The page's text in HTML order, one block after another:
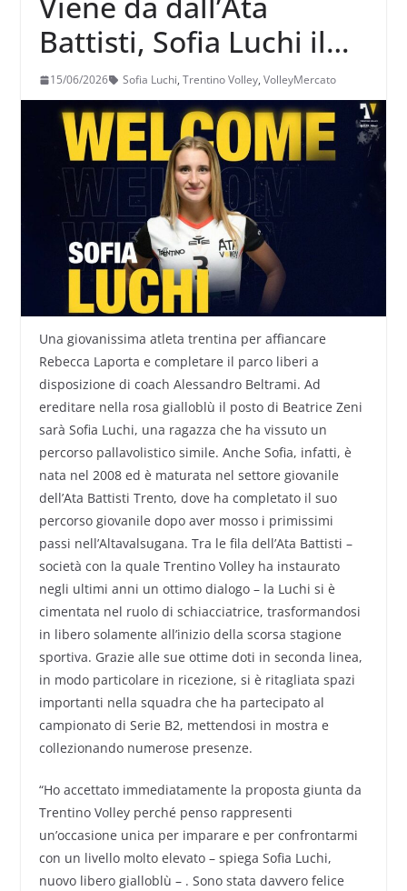
Battisti, Sofia Luchi il
nuovo libero di
Trentino Volley
15/06/2026 Sofia Luchi, Trentino Volley, VolleyMercato
Una giovanissima atleta trentina per affiancare
Rebecca Laporta e completare il parco liberi a
disposizione di coach Alessandro Beltrami. Ad
ereditare nella rosa gialloblù il posto di Beatrice Zeni
sarà Sofia Luchi, una ragazza che ha vissuto un
percorso pallavolistico simile. Anche Sofia, infatti, è
nata nel 2008 ed è maturata nel settore giovanile
dell’Ata Battisti Trento, dove ha completato il suo
percorso giovanile dopo aver mosso i primissimi
passi nell’Altavalsugana. Tra le fila dell’Ata Battisti –
società con la quale Trentino Volley ha instaurato
negli ultimi anni un ottimo dialogo – la Luchi si è
cimentata nel ruolo di schiacciatrice, trasformandosi
in libero solamente all’inizio della scorsa stagione
sportiva. Grazie alle sue ottime doti in seconda linea,
in modo particolare in ricezione, si è ritagliata spazi
importanti nella squadra che ha partecipato al
campionato di Serie B2, mettendosi in mostra e
collezionando numerose presenze.
“Ho accettato immediatamente la proposta giunta da
Trentino Volley perché penso rappresenti
un’occasione unica per imparare e per confrontarmi
con un livello molto elevato – spiega Sofia Luchi,
nuovo libero gialloblù – . Sono stata davvero felice